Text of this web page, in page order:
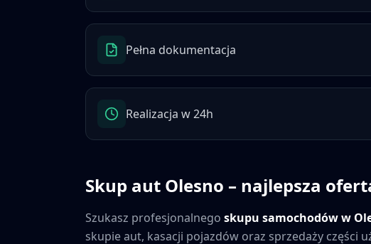
Pełna dokumentacja
Realizacja w 24h
Skup aut Olesno – najlepsza
Szukasz profesjonalnego skupu samochodów w
skupie aut, kasacji pojazdów oraz sprzedaży części